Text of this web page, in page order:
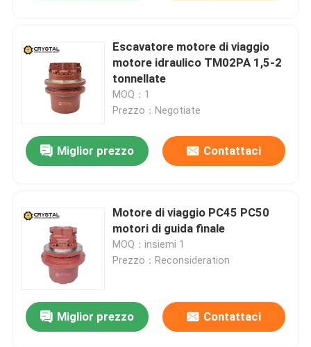
Prodotti
Video
Su di noi
Controllo della qualità
Contattaci
Notizie
Escavatore motore di viaggio
motore idraulico TM02PA 1,5-2
tonnellate
MOQ：1
Prezzo：Negotiate
Miglior prezzo Contattaci
Motore di viaggio PC45 PC50
motori di guida finale
MOQ：insiemi 1
Prezzo：Reconsideration
Miglior prezzo Contattaci